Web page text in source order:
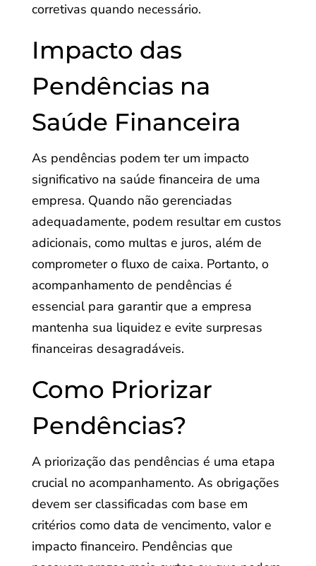
corretivas quando necessário.
Impacto das
Pendências na
Saúde Financeira
As pendências podem ter um impacto
significativo na saúde financeira de uma
empresa. Quando não gerenciadas
adequadamente, podem resultar em custos
adicionais, como multas e juros, além de
comprometer o fluxo de caixa. Portanto, o
acompanhamento de pendências é
essencial para garantir que a empresa
mantenha sua liquidez e evite surpresas
financeiras desagradáveis.
Como Priorizar
Pendências?
A priorização das pendências é uma etapa
crucial no acompanhamento. As obrigações
devem ser classificadas com base em
critérios como data de vencimento, valor e
impacto financeiro. Pendências que